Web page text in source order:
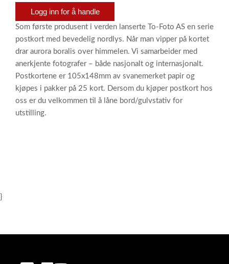
Logg inn for å handle
Som første produsent i verden lanserte To-Foto AS en serie
postkort med bevedelig nordlys. Når man vipper på kortet
drar aurora boralis over himmelen. Vi samarbeider med
anerkjente fotografer – både nasjonalt og internasjonalt.
Postkortene er 105x148mm av svanemerket papir og
kjøpes i pakker på 25 kort. Dersom du kjøper postkort hos
oss er du velkommen til å låne bord/gulvstativ for
utstilling.
}